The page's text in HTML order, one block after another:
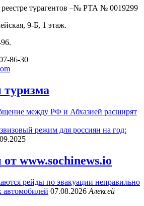
турагентов –№ РТА № 0019299
9-Б, 1 этаж.
86-30
туризма
между РФ и Абхазией расширят
режим для россиян на год:
www.sochinews.io
рейды по эвакуации неправильно
автомобилей 07.08.2026 Алексей